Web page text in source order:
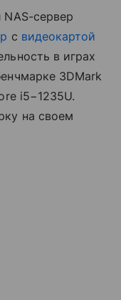
NAS-сервер
с видеокартой
в играх
3DMark
i5−1235U.
на своем